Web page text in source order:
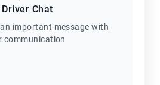
Chat
important message with
communication